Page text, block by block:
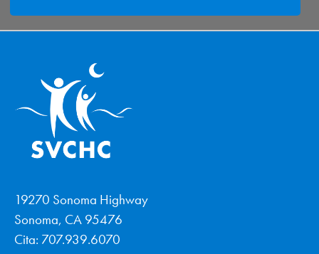
19270 Sonoma Highway
Sonoma, CA 95476
Cita: 707.939.6070